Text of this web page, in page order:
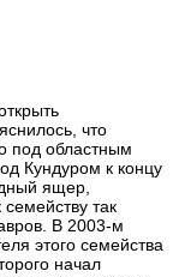
что
под областным
Кундуром к концу
ящер,
так
В 2003-м
этого семейства
начал